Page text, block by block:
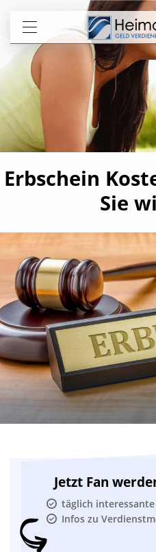
Erbschein
Sie
Jetzt Fan
täglich interessante
Infos zu